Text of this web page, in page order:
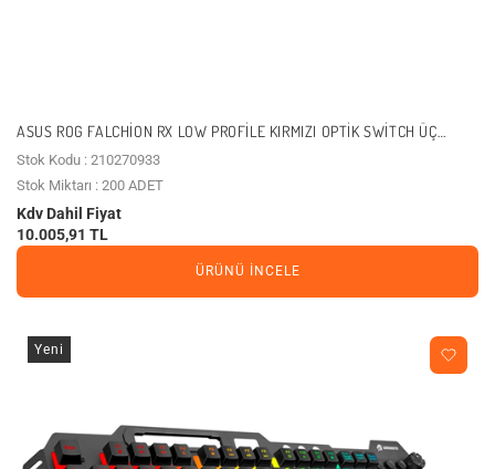
ASUS ROG FALCHION RX LOW PROFILE KIRMIZI OPTIK SWITCH ÜÇ
MODLU KABLOSUZ TÜRKÇE Q MEKANIK KLAVYE / 90MP03EC-BKYA10
Stok Kodu : 210270933
Stok Miktarı : 200 ADET
Kdv Dahil Fiyat
10.005,91 TL
ÜRÜNÜ İNCELE
Yeni